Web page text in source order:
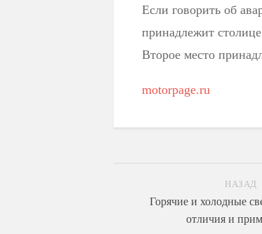
Если говорить об
принадлежит
Второе место
motorpage.ru
НАЗАД
Горячие и холодные
отличия и